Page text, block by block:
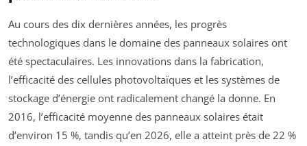
Au cours des dix dernières années, les progrès
technologiques dans le domaine des panneaux solaires ont
été spectaculaires. Les innovations dans la fabrication,
l’efficacité des cellules photovoltaïques et les systèmes de
stockage d’énergie ont radicalement changé la donne. En
2016, l’efficacité moyenne des panneaux solaires était
d’environ 15 %, tandis qu’en 2026, elle a atteint près de 22 %